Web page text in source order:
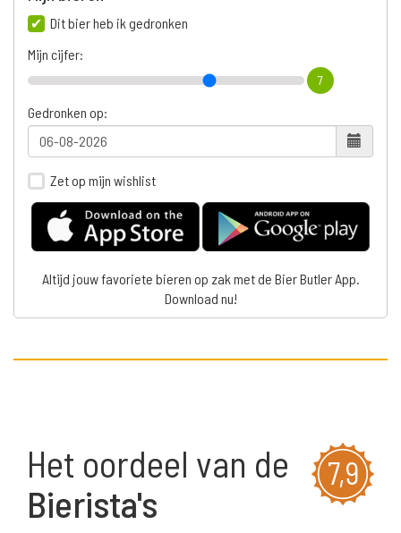
Dit bier heb ik gedronken
Mijn cijfer:
7
Gedronken op:
Zet op mijn wishlist
Altijd jouw favoriete bieren op zak met de Bier Butler App.
Download nu!
7,9
Het oordeel van de
Bierista's